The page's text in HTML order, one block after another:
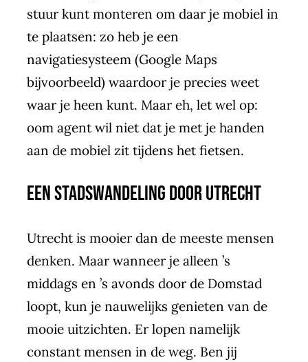
stuur kunt monteren om daar je mobiel in
te plaatsen: zo heb je een
navigatiesysteem (Google Maps
bijvoorbeeld) waardoor je precies weet
waar je heen kunt. Maar eh, let wel op:
oom agent wil niet dat je met je handen
aan de mobiel zit tijdens het fietsen.
Een stadswandeling door Utrecht
Utrecht is mooier dan de meeste mensen
denken. Maar wanneer je alleen ’s
middags en ’s avonds door de Domstad
loopt, kun je nauwelijks genieten van de
mooie uitzichten. Er lopen namelijk
constant mensen in de weg. Ben jij